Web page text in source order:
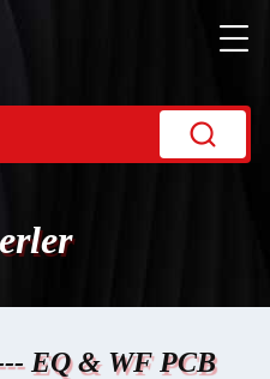
EQ & WF PCB